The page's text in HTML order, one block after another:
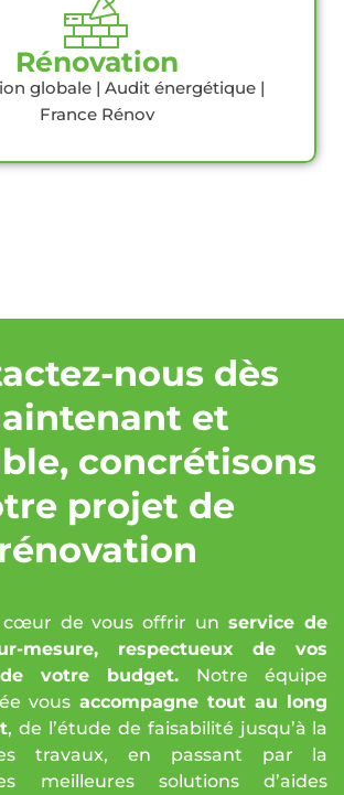
Rénovation
globale | Audit énergétique |
France Rénov
nous dès
et
concrétisons
projet de
rénovation
cœur de vous offrir unservice de
mesure, respectueux de vos
votre budget. Notre équipe
vous accompagne tout au long
, de l’étude de faisabilité jusqu’à la
travaux, en passant par la
meilleures solutions d’aides